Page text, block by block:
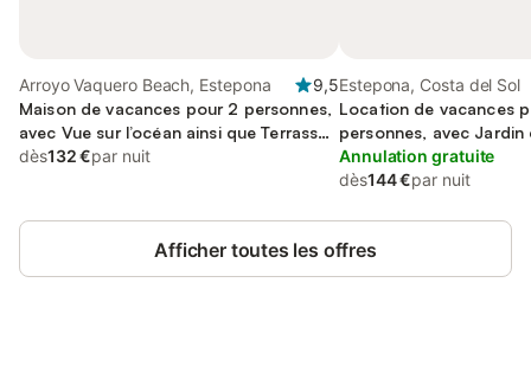
Arroyo Vaquero Beach, Estepona
9,5
Maison de vacances pour 2 personnes,
avec Vue sur l’océan ainsi que Terrasse
et Piscine
dès132 €par nuit
Estepona, Costa del Sol
Location de vacances
personnes, avec Jardin
Annulation gratuite
dès144 €par nuit
Afficher toutes les offres